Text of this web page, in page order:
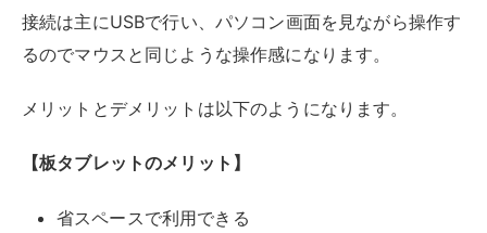
パソコン画面を見ながら操作するので慣れが必要
板タブレットはタブレット自体に液晶がついているわけ
トです。
本体の大きさも液晶タブレットに比べると小さいため、